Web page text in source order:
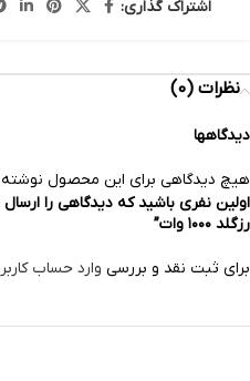
اشتراک گذاری:
نظرات (0)
دیدگاهها
هیچ دیدگاهی برای این محصول
رزگلد ۱۰۰۰ وات”
برای ثبت نقد و بررسی وارد حساب